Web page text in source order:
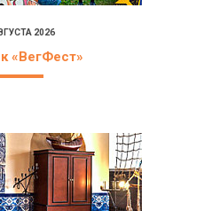
2026
«ВегФест»